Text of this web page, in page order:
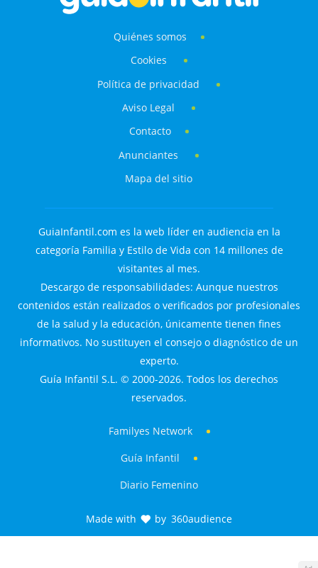
Quiénes somos
Cookies
Política de privacidad
Aviso Legal
Contacto
Anunciantes
Mapa del sitio
GuiaInfantil.com es la web líder en audiencia en la
categoría Familia y Estilo de Vida con 14 millones de
visitantes al mes.
Descargo de responsabilidades: Aunque nuestros
contenidos están realizados o verificados por profesionales
de la salud y la educación, únicamente tienen fines
informativos. No sustituyen el consejo o diagnóstico de un
experto.
Guía Infantil S.L. © 2000-2026. Todos los derechos
reservados.
Familyes Network
Guía Infantil
Diario Femenino
Made with by 360audience